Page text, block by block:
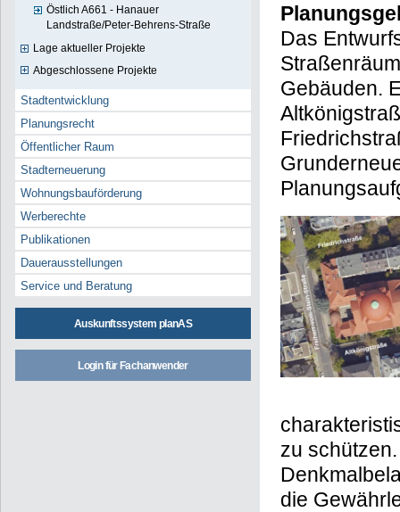
Östlich A661 - Hanauer
Landstraße/Peter-Behrens-Straße
Lage aktueller Projekte
Abgeschlossene Projekte
Stadtentwicklung
Planungsrecht
Öffentlicher Raum
Stadterneuerung
Wohnungsbauförderung
Werberechte
Publikationen
Dauerausstellungen
Service und Beratung
Auskunftssystem planAS
Login für Fachanwender
Das
Gebäuden.
zu
die